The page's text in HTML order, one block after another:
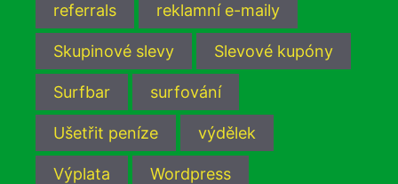
referrals reklamní e-maily
Skupinové slevy Slevové kupóny
Surfbar surfování
Ušetřit peníze výdělek
Výplata Wordpress